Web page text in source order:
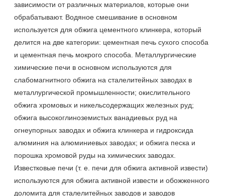
зависимости от различных материалов, которые они
обрабатывают. Водяное смешивание в основном
используется для обжига цементного клинкера, который
делится на две категории: цементная печь сухого способа
и цементная печь мокрого способа. Металлургические
химические печи в основном используются для
слабомагнитного обжига на сталелитейных заводах в
металлургической промышленности; окислительного
обжига хромовых и никельсодержащих железных руд;
обжига высокоглиноземистых ванадиевых руд на
огнеупорных заводах и обжига клинкера и гидроксида
алюминия на алюминиевых заводах; и обжига песка и
порошка хромовой руды на химических заводах.
Известковые печи (т. е. печи для обжига активной извести)
используются для обжига активной извести и обожженного
доломита для сталелитейных заводов и заводов